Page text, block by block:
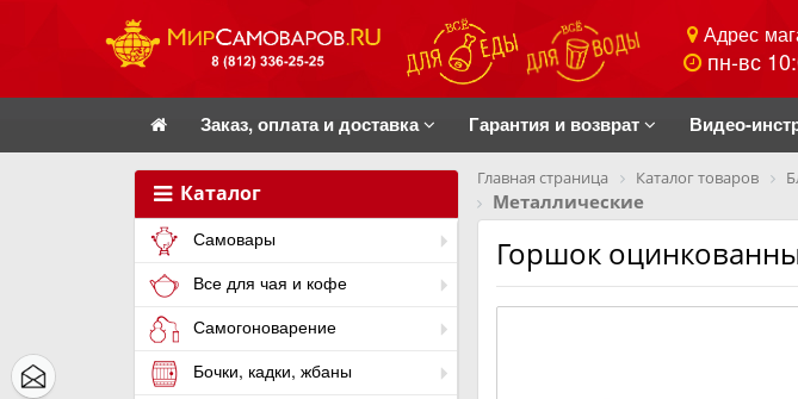
Адрес
пн-вс
Заказ, оплата и доставка Гарантия и возврат Видео-
Каталог
Самовары
Все для чая и кофе
Самогоноварение
Бочки, кадки, жбаны
Главная страница Каталог товаров
Металлические
Горшок